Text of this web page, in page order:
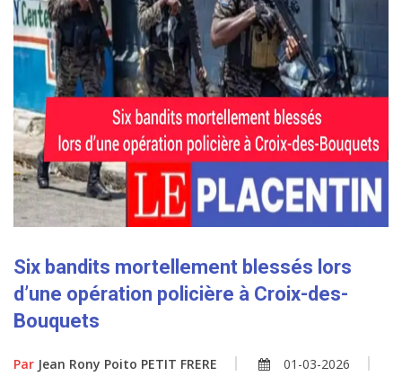
Six bandits mortellement blessés lors
d’une opération policière à Croix-des-
Bouquets
Par Jean Rony Poito PETIT FRERE
01-03-2026